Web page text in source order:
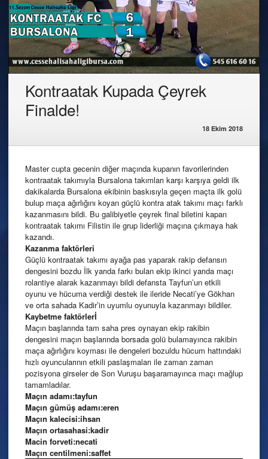
Kontraatak Kupada Çeyrek
Finalde!
18 Ekim 2018
Master cupta gecenin diğer maçında kupanın favorilerinden
kontraatak takımıyla Bursalona takımları karşı karşıya geldi ilk
dakikalarda Bursalona ekibinin baskısıyla geçen maçta ilk golü
bulup maça ağırlığını koyan güçlü kontra atak takımı maçı farklı
kazanmasını bildi. Bu galibiyetle çeyrek final biletini kapan
kontraatak takımı Filistin ile grup liderliği maçına çıkmaya hak
kazandı.
Kazanma faktörleri
Güçlü kontraatak takımı ayağa pas yaparak rakip defansın
dengesini bozdu İlk yarıda farkı bulan ekip ikinci yarıda maçı
rolantiye alarak kazanmayı bildi defansta Tayfun’un etkili
oyunu ve hücuma verdiği destek ile ileride Necati’ye Gökhan
ve orta sahada Kadir’in uyumlu oyunuyla kazanmayı bildiler.
Kaybetme faktörlerİ
Maçın başlarında tam saha pres oynayan ekip rakibin
dengesini maçın başlarında borsada golü bulamayınca rakibin
maça ağırlığını koyması ile dengeleri bozuldu hücum hattındaki
hızlı oyuncularının etkili paslaşmaları ile zaman zaman
pozisyona girseler de Son Vuruşu başaramayınca maçı mağlup
tamamladılar.
Maçın adamı:tayfun
Maçın gümüş adamı:eren
Maçın kalecisi:ihsan
Maçın ortasahasi:kadir
Macin forveti:necati
Maçın centilmeni:saffet